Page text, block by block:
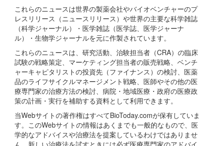
これらのニュースは世界の製薬会社やバイオベンチャーのプ
レスリリース（ニュースリリース）や世界の主要な科学雑誌
（科学ジャーナル）・医学雑誌（医学誌、医学ジャーナ
ル）・生物学ジャーナルを元に作製されています。
これらのニュースは、研究活動、治験担当者（CRA）の臨床
試験の戦略策定、マーケティング担当者の販売戦略、ベンチ
ャーキャピタリストの投資先（ファイナンス）の検討、医薬
品のライフサイクルマネージメント戦略、医師やその他の医
療専門家の治療方法の検討、病院・地域医療・政府の医療政
策の計画・実行を補助する資料として利用できます。
当Webサイトの著作権はすべてBioToday.comが保有していま
す。このWebサイトの情報はあくまでも一般的なもので、医
学的なアドバイスや治療法を提案しているわけではありませ